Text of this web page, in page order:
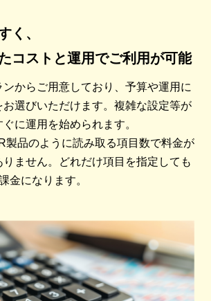
く、
コストと運用でご利用が可能
ンからご用意しており、予算や運用に
選びいただけます。複雑な設定等が
に運用を始められます。
製品のように読み取る項目数で料金が
ません。どれだけ項目を指定しても
金になります。